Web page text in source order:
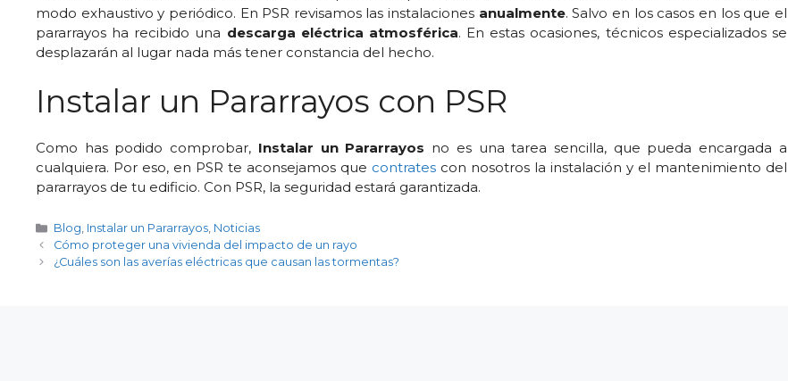
modo exhaustivo y periódico. En PSR revisamos las instalaciones anualmente. Salvo en los casos en los que el
pararrayos ha recibido una descarga eléctrica atmosférica. En estas ocasiones, técnicos especializados se
desplazarán al lugar nada más tener constancia del hecho.
Instalar un Pararrayos con PSR
Como has podido comprobar, Instalar un Pararrayos no es una tarea sencilla, que pueda encargada a
cualquiera. Por eso, en PSR te aconsejamos que contratescon nosotros la instalación y el mantenimiento del
pararrayos de tu edificio. Con PSR, la seguridad estará garantizada.
Categorías
Blog, Instalar un Pararrayos, Noticias
Cómo proteger una vivienda del impacto de un rayo
¿Cuáles son las averías eléctricas que causan las tormentas?